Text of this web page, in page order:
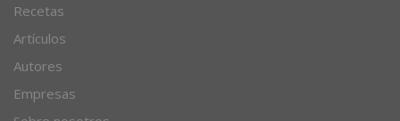
Recetas
Artículos
Autores
Empresas